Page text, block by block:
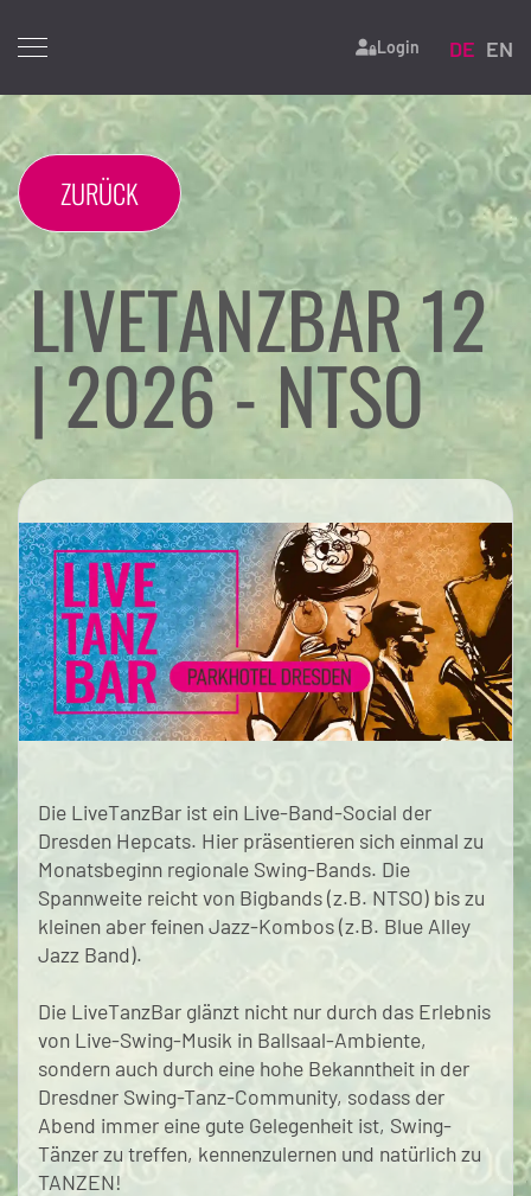
Login Sprache
DE EN
ZURÜCK
LIVETANZBAR 12
| 2026 - NTSO
Die LiveTanzBar ist ein Live-Band-Social der
Dresden Hepcats. Hier präsentieren sich einmal zu
Monatsbeginn regionale Swing-Bands. Die
Spannweite reicht von Bigbands (z.B. NTSO) bis zu
kleinen aber feinen Jazz-Kombos (z.B. Blue Alley
Jazz Band).
Die LiveTanzBar glänzt nicht nur durch das Erlebnis
von Live-Swing-Musik in Ballsaal-Ambiente,
sondern auch durch eine hohe Bekanntheit in der
Dresdner Swing-Tanz-Community, sodass der
Abend immer eine gute Gelegenheit ist, Swing-
Tänzer zu treffen, kennenzulernen und natürlich zu
TANZEN!